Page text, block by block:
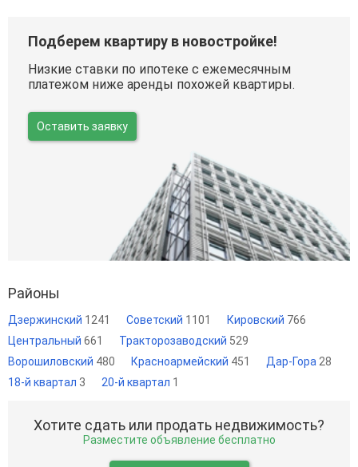
Подберем квартиру в новостройке!
Низкие ставки по ипотеке с ежемесячным
платежом ниже аренды похожей квартиры.
Оставить заявку
Районы
Дзержинский 1241 Советский 1101 Кировский 766
Центральный 661 Тракторозаводский 529
Ворошиловский 480 Красноармейский 451 Дар-Гора 28
18-й квартал 3 20-й квартал 1
Хотите сдать или продать недвижимость?
Разместите объявление бесплатно